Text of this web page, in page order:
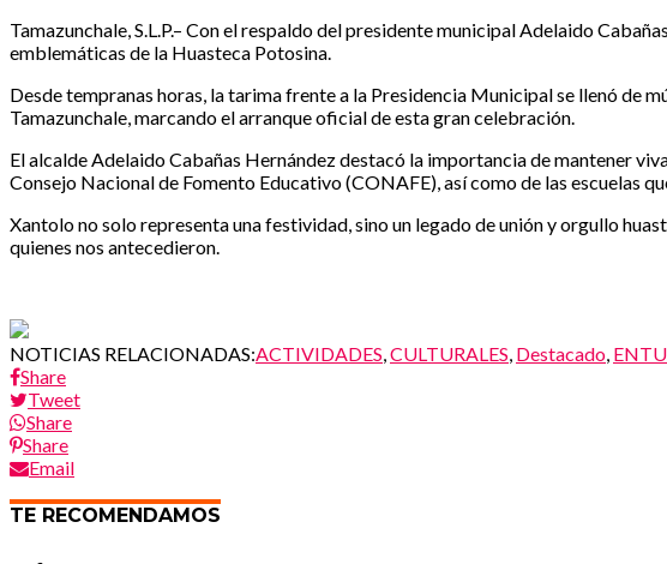
Tamazunchale, S.L.P.– Con el respaldo del presidente municipal Adelaido
emblemáticas de la Huasteca Potosina.
Desde tempranas horas, la tarima frente a la Presidencia Municipal se llenó de
Tamazunchale, marcando el arranque oficial de esta gran celebración.
El alcalde Adelaido Cabañas Hernández destacó la importancia de mantener
Consejo Nacional de Fomento Educativo (CONAFE), así como de las escuelas
Xantolo no solo representa una festividad, sino un legado de unión y orgullo
quienes nos antecedieron.
NOTICIAS RELACIONADAS:ACTIVIDADES CULTURALES Destacado
Share
Tweet
Share
Share
Email
TE RECOMENDAMOS